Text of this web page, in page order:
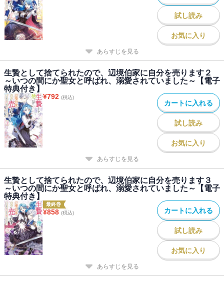
試し読み
お気に入り
あらすじを見る
生贄として捨てられたので、辺境伯家に自分を売ります２
～いつの間にか聖女と呼ばれ、溺愛されていました～【電子
特典付き】
¥792 (税込)
カートに入れる
試し読み
お気に入り
あらすじを見る
生贄として捨てられたので、辺境伯家に自分を売ります３
～いつの間にか聖女と呼ばれ、溺愛されていました～【電子
特典付き】
最終巻
¥858 (税込) カートに入れる
試し読み
お気に入り
あらすじを見る